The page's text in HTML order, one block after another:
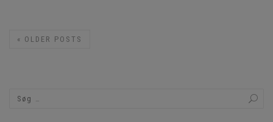
« OLDER POSTS